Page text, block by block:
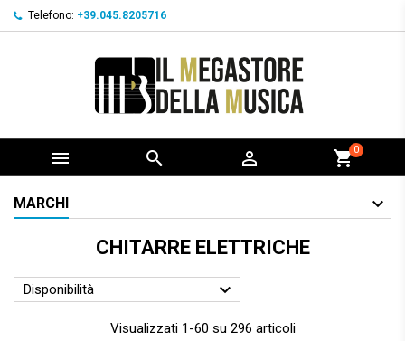
Telefono: +39.045.8205716
   shopping_cart0
MARCHI
CHITARRE ELETTRICHE
Disponibilità 
Visualizzati 1-60 su 296 articoli